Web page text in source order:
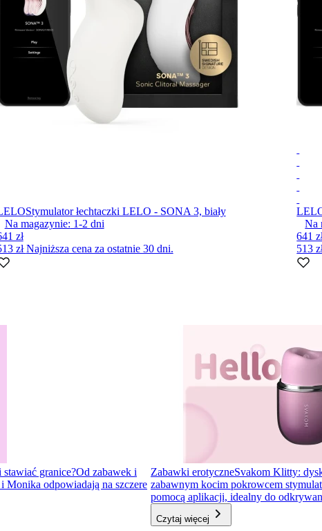
Stymulator łechtaczki LELO - SONA 3, biały
Na magazynie: 1-2 dni
zł
złNajniższa cena za ostatnie 30 dni.
Na
641
513
granice?Od zabawek i
Monika odpowiadają na szczere
Zabawki erotyczneSvakom Klitty:
zabawnym kocim pokrowcem
pomocą aplikacji, idealny do
Czytaj więcej